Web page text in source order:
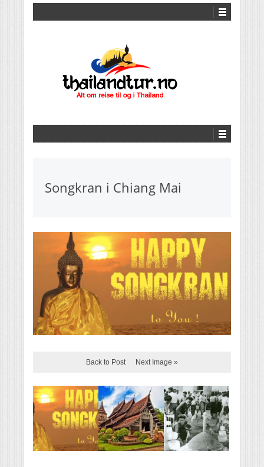
Songkran i Chiang Mai
Back to Post Next Image »